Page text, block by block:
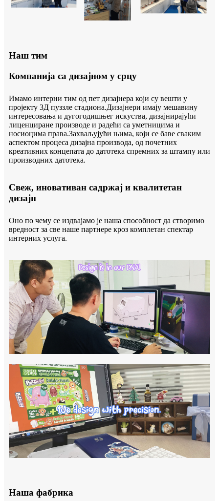
Наш тим
Компанија са дизајном у срцу
Имамо интерни тим од пет дизајнера који су вешти у
пројекту 3Д пуззле стадиона.Дизајнери имају мешавину
интересовања и дугогодишњег искуства, дизајнирајући
лиценциране производе и радећи са уметницима и
носиоцима права.Захваљујући њима, који се баве сваким
аспектом процеса дизајна производа, од почетних
креативних концепата до датотека спремних за штампу или
производних датотека.
Свеж, иновативан садржај и квалитетан
дизајн
Оно по чему се издвајамо је наша способност да створимо
вредност за све наше партнере кроз комплетан спектар
интерних услуга.
Наша фабрика